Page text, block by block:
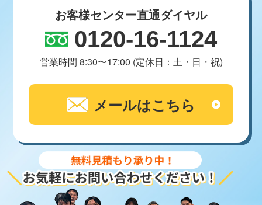
お客様センター直通ダイヤル
0120-16-1124
営業時間 8:30〜17:00 (定休日：土・日・祝)
メールはこちら